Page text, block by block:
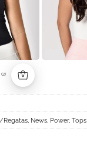
(2)
Regatas News Power, Tops